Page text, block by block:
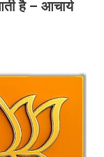
है – आचार्य